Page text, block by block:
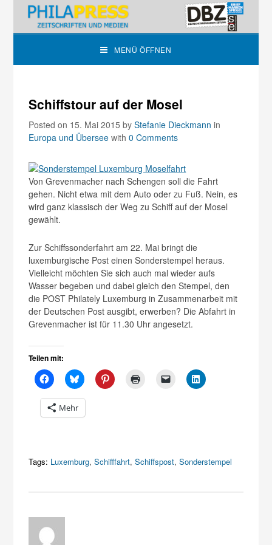
MENÜ ÖFFNEN
Schiffstour auf der Mosel
Posted on 15. Mai 2015byStefanie Dieckmann in
Europa und Übersee with0 Comments
Von Grevenmacher nach Schengen soll die Fahrt
gehen. Nicht etwa mit dem Auto oder zu Fuß. Nein, es
wird ganz klassisch der Weg zu Schiff auf der Mosel
gewählt.
Zur Schiffssonderfahrt am 22. Mai bringt die
luxemburgische Post einen Sonderstempel heraus.
Vielleicht möchten Sie sich auch mal wieder aufs
Wasser begeben und dabei gleich den Stempel, den
die POST Philately Luxemburg in Zusammenarbeit mit
der Deutschen Post ausgibt, erwerben? Die Abfahrt in
Grevenmacher ist für 11.30 Uhr angesetzt.
Teilen mit:
Mehr
Tags: Luxemburg,Schifffahrt,Schiffspost,Sonderstempel